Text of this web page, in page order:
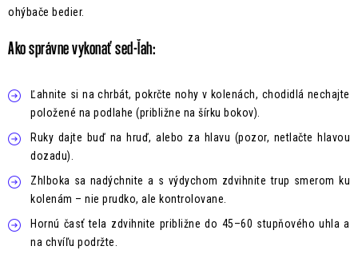
ohýbače bedier.
Ako správne vykonať sed-ľah:
Ľahnite si na chrbát, pokrčte nohy v kolenách, chodidlá nechajte
položené na podlahe (približne na šírku bokov).
Ruky dajte buď na hruď, alebo za hlavu (pozor, netlačte hlavou
dozadu).
Zhlboka sa nadýchnite a s výdychom zdvihnite trup smerom ku
kolenám – nie prudko, ale kontrolovane.
Hornú časť tela zdvihnite približne do 45–60 stupňového uhla a
na chvíľu podržte.